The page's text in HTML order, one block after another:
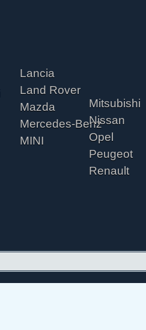
Lancia
Land Rover
Mazda
Mercedes-Benz
MINI
Mitsubishi
Nissan
Opel
Peugeot
Renault